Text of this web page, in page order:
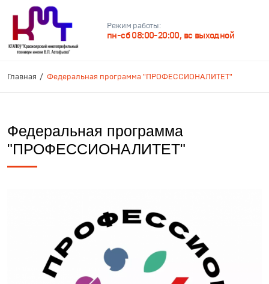
Режим работы:
пн-сб 08:00-20:00, вс выходной
Главная Федеральная программа "ПРОФЕССИОНАЛИТЕТ"
Федеральная программа
"ПРОФЕССИОНАЛИТЕТ"